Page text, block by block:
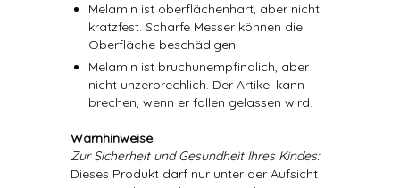
Melamin ist oberflächenhart, aber nicht
kratzfest. Scharfe Messer können die
Oberfläche beschädigen.
Melamin ist bruchunempfindlich, aber
nicht unzerbrechlich. Der Artikel kann
brechen, wenn er fallen gelassen wird.
Warnhinweise
Zur Sicherheit und Gesundheit Ihres Kindes:
Dieses Produkt darf nur unter der Aufsicht